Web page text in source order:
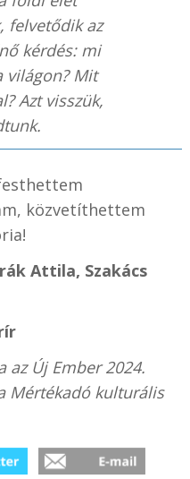
felvetődik az
kérdés: mi
világon? Mit
Azt visszük,
közvetíthettem
Attila, Szakács
az Új Ember 2024.
Mértékadó kulturális